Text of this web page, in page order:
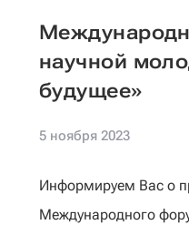
научной
будущее»
5 ноября 2023
Информируем Вас о
Международного